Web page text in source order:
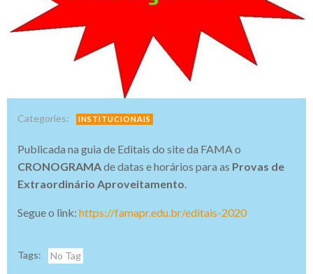
Categories: INSTITUCIONAIS
Publicada na guia de Editais do site da FAMA o
CRONOGRAMAde datas e horários para as Provas de
Extraordinário Aproveitamento.
Segue o link: https://famapr.edu.br/editais-2020
Tags: No Tag